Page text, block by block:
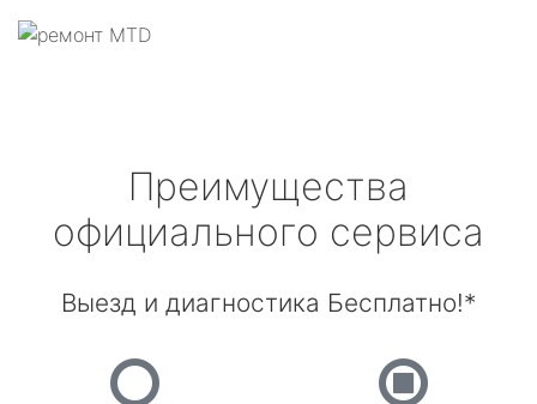
Преимущества
официального сервиса
Выезд и диагностика Бесплатно!*